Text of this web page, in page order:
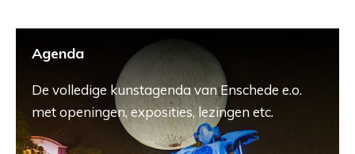
Agenda
De volledige kunstagenda van Enschede e.o.
met openingen, exposities, lezingen etc.